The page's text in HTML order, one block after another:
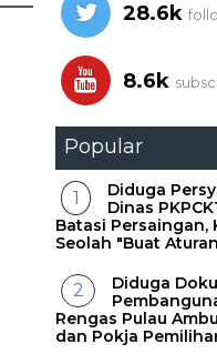
28.6k
8.6k
Popular
Diduga
Dinas
Batasi
Seolah "Buat
Diduga
Rengas Pulau
dan Pokja